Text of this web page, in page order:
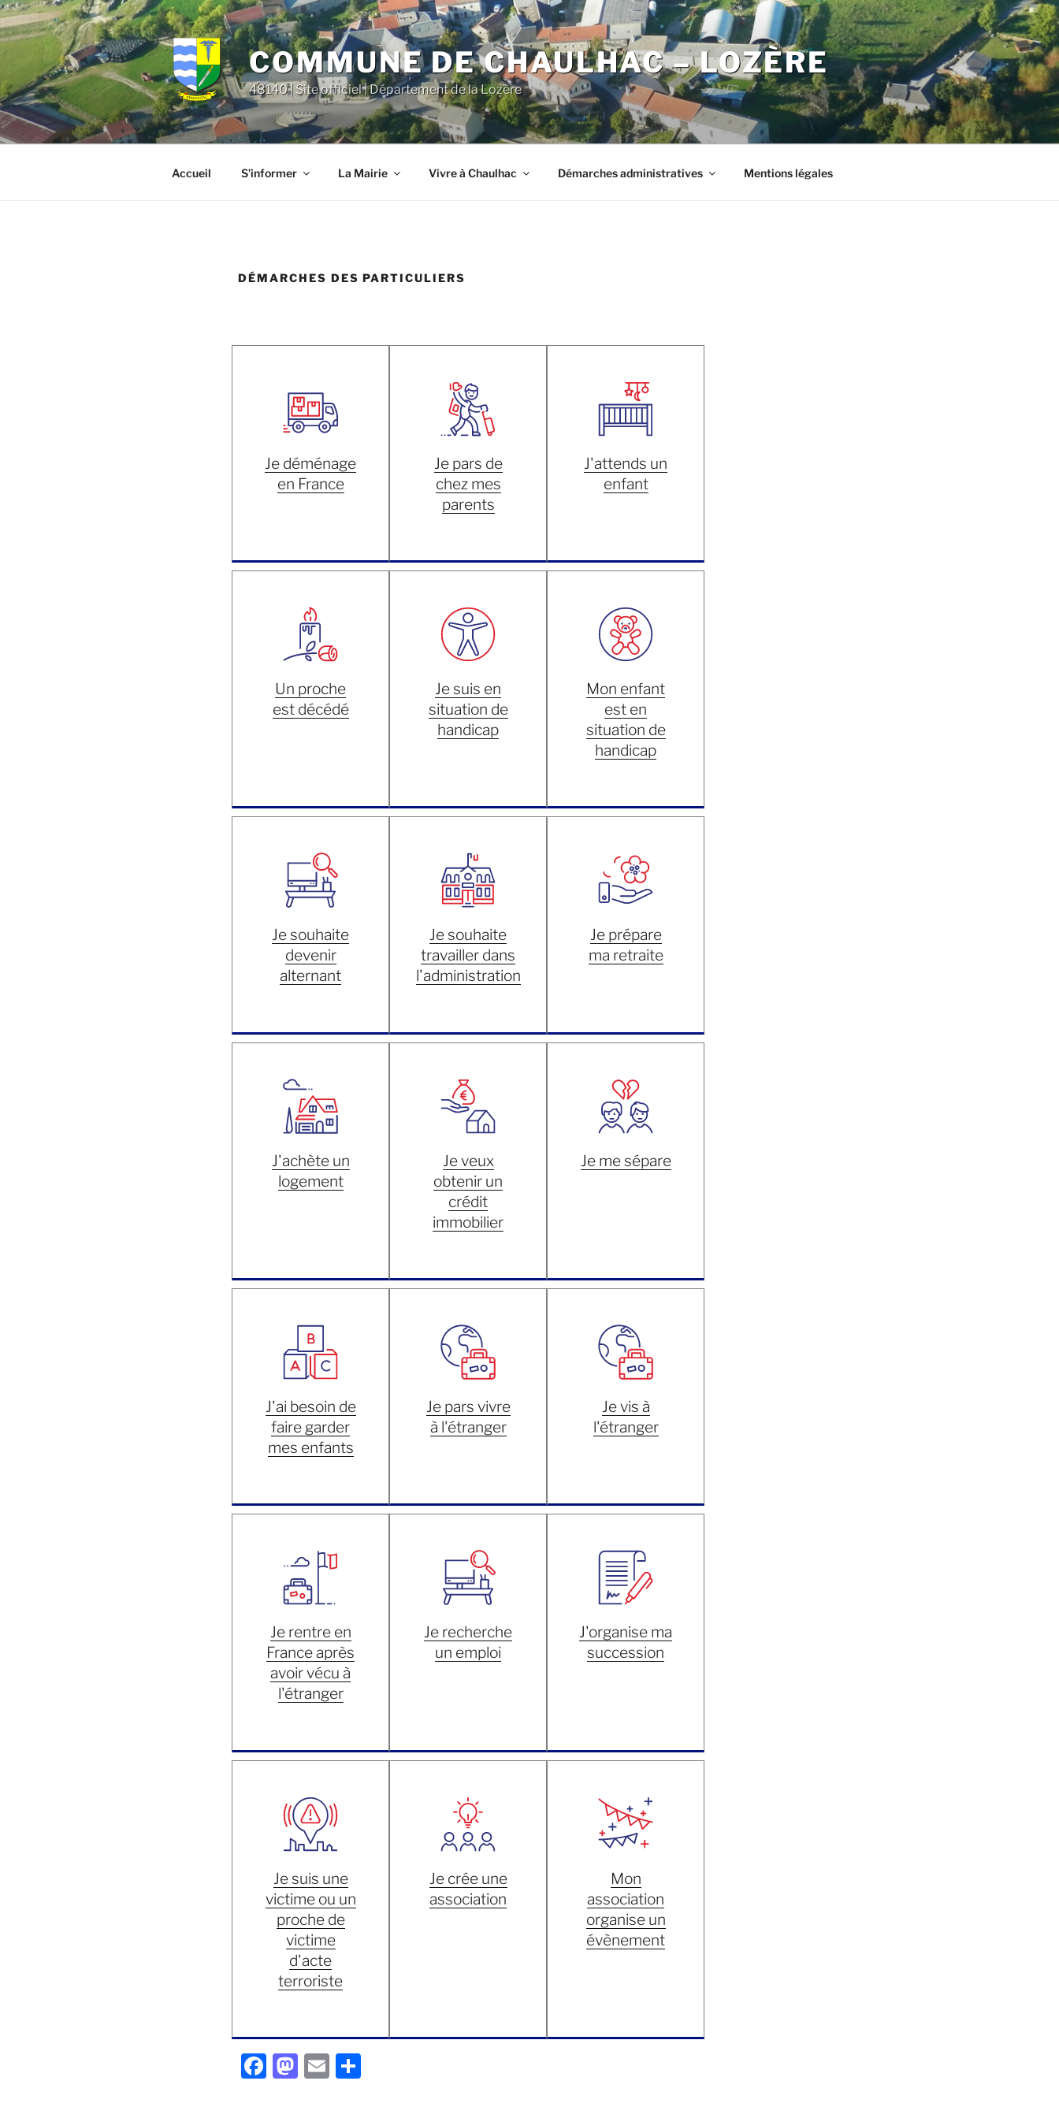
principal
Aller
au
contenu
principal
COMMUNE DE CHAULHAC – LOZÈRE
48140 | Site officiel | Département de la Lozère
Accueil S’informer La Mairie Vivre à Chaulhac Démarches administratives Mentions légales
DÉMARCHES DES PARTICULIERS
Je déménage
en France
Je pars de
chez mes
parents
J'attends un
enfant
Un proche
est décédé
Je suis en
situation de
handicap
Mon enfant
est en
situation de
handicap
Je souhaite
devenir
alternant
Je souhaite
travailler dans
l'administration
Je prépare
ma retraite
J'achète un
logement
Je veux
obtenir un
crédit
immobilier
Je me sépare
J'ai besoin de
faire garder
mes enfants
Je pars vivre
à l'étranger
Je vis à
l'étranger
Je rentre en
France après
avoir vécu à
l'étranger
Je recherche
un emploi
J'organise ma
succession
Je suis une
victime ou un
proche de
victime
d'acte
terroriste
Je crée une
association
Mon
association
organise un
évènement
F
M E